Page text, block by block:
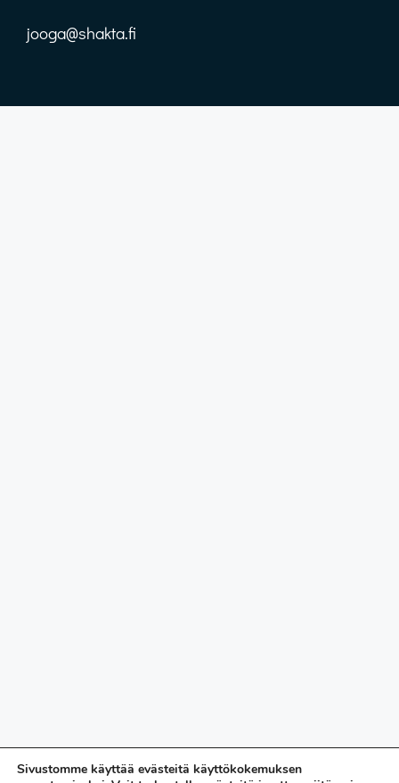
jooga@shakta.fi
Sivustomme käyttää evästeitä käyttökokemuksen